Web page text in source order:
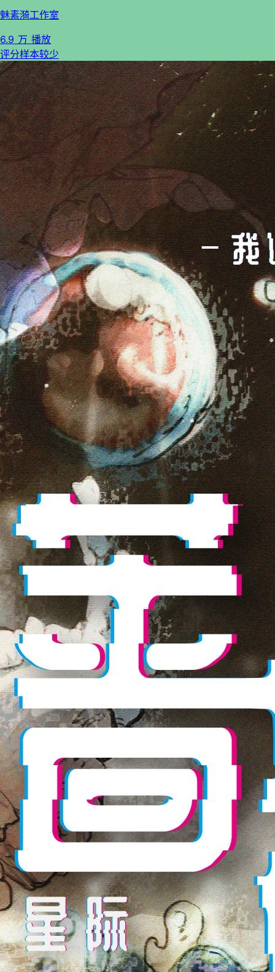
魅素漪工作室
6.9 万 播放
评分样本较少